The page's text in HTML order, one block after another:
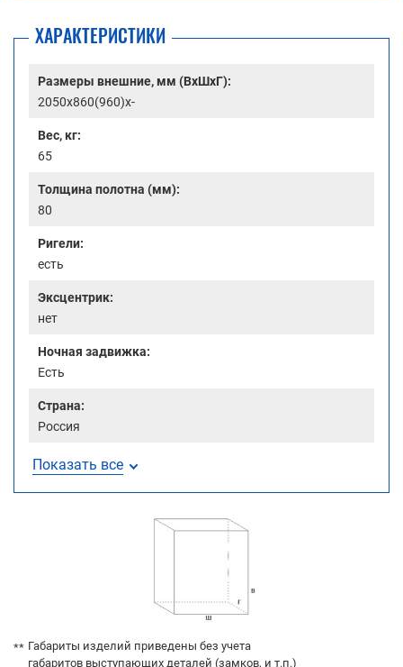
ХАРАКТЕРИСТИКИ
Размеры внешние, мм (ВхШхГ):
2050x860(960)x-
Вес, кг:
65
Толщина полотна (мм):
80
Ригели:
есть
Эксцентрик:
нет
Ночная задвижка:
Есть
Страна:
Россия
Показать все
Габариты изделий приведены без учета
габаритов выступающих деталей (замков, и т.п.)